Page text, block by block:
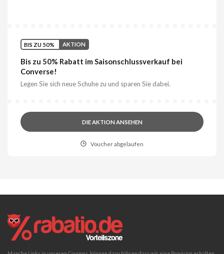
BIS ZU 50% AKTION
Bis zu 50% Rabatt im Saisonschlussverkauf bei
Converse!
Legen Sie sich neue Schuhe zu und sparen Sie dabei.
DIE AKTION ANSEHEN
Voucher abgelaufen